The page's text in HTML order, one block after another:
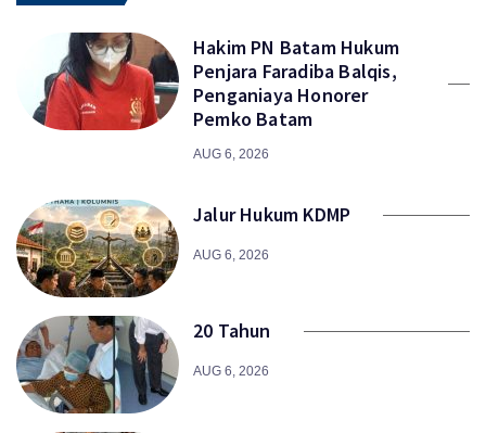
Hakim PN Batam Hukum
Penjara Faradiba Balqis,
Penganiaya Honorer
Pemko Batam
AUG 6, 2026
Jalur Hukum KDMP
AUG 6, 2026
20 Tahun
AUG 6, 2026